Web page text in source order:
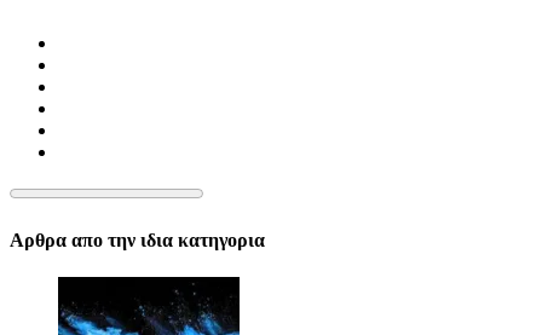
Αρθρα απο την ιδια κατηγορια